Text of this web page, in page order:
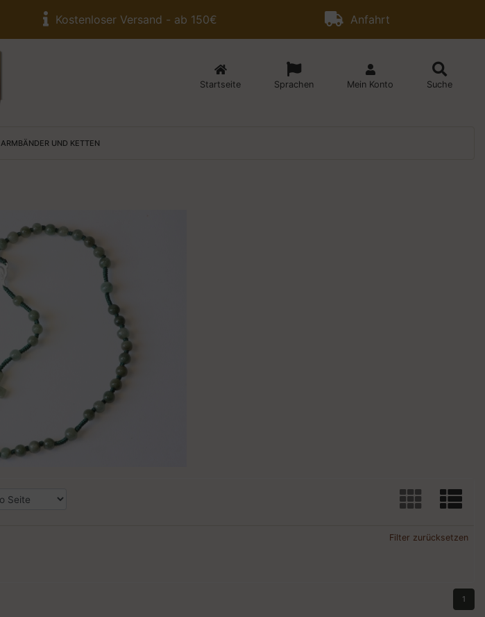
Kostenloser Versand - ab 150€ Anfahrt
Startseite Sprachen Mein Konto Suche
ARMBÄNDER UND KETTEN
Filter zurücksetzen
1